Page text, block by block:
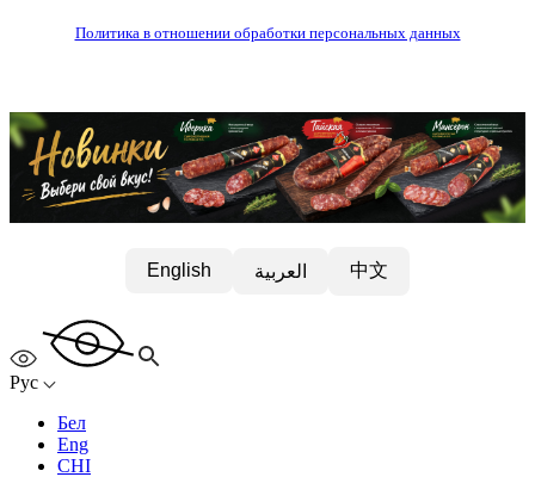
Политика в отношении обработки персональных данных
English العربية 中文
Рус
Бел
Eng
CHI